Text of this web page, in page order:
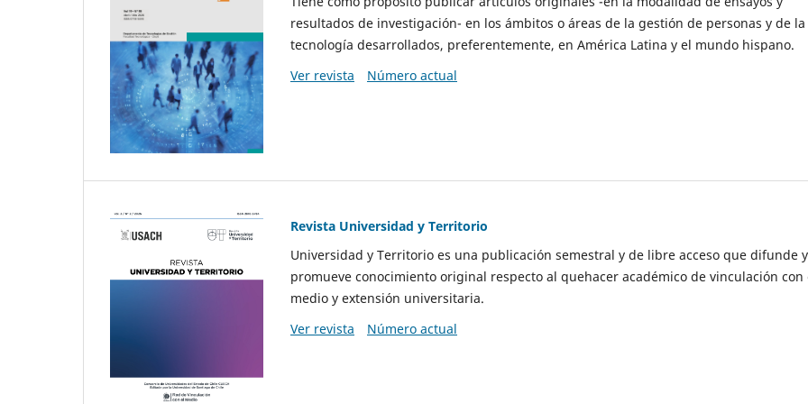
resultados de investigación- en los ámbitos o áreas de la gestión de personas y de la
tecnología desarrollados, preferentemente, en América Latina y el mundo hispano.
Ver revista
Número actual
Revista Universidad y Territorio
Universidad y Territorio es una publicación semestral y de libre acceso que difunde y
promueve conocimiento original respecto al quehacer académico de vinculación con
medio y extensión universitaria.
Ver revista
Número actual